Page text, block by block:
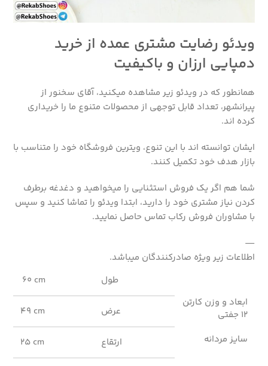
ویدئو رضایت مشتری عمده از خرید
دمپایی ارزان و باکیفیت
همانطور که در ویدئو زیر مشاهده میکنید، آقای سخنور از
پیرانشهر، تعداد قابل توجهی از محصولات متنوع ما را خریداری
کرده اند.
ایشان توانسته اند با این تنوع، ویترین فروشگاه خود را متناسب با
بازار هدف خود تکمیل کنند.
شما هم اگر یک فروش استثنایی را میخواهید و دغدغه برطرف
کردن نیاز مشتری خود را دارید، ابتدا ویدئو را تماشا کنید و سپس
با مشاوران فروش رکاب تماس حاصل نمایید.
—
اطلاعات زیر ویژه صادرکنندگان میباشد.
ابعاد و وزن کارتن
12 جفتی
سایز مردانه
طول 60 cm
عرض 49 cm
ارتقاع 25 cm